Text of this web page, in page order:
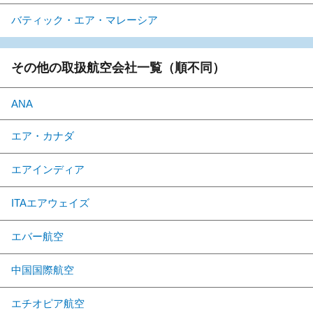
バティック・エア・マレーシア
その他の取扱航空会社一覧（順不同）
ANA
エア・カナダ
エアインディア
ITAエアウェイズ
エバー航空
中国国際航空
エチオピア航空